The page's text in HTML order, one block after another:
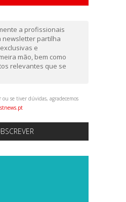
a profissionais
newsletter partilha
e
mão, bem como
relevantes que se
se tiver dúvidas, agradecemos